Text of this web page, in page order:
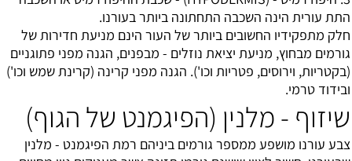
התת עורית הינה השכבה התחתונה ביותר בעורנו.
חלק מתפקידיו החשובים ביותר של העור הינם מניעת חדירות של
גורמים מבחוץ, מניעת יציאת נוזלים - מבפנים, הגנה מפני פתוגניים
(בקטריות, וירוסים, פטריות וכו'). הגנה מפני קרינה (קרינת שמש וכו')
ובידוד טרמי.
שיזוף - מלנין (הפיגמנט של הגוף)
צבע עורנו מושפע ממספר גורמים ביניהם רמת הפיגמנט - מלנין